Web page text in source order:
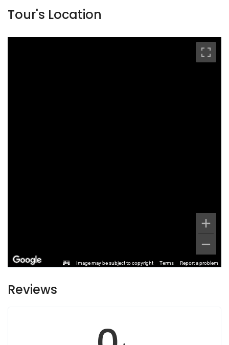
Tour's Location
Image may be subject to copyright Terms Report a problem
Reviews